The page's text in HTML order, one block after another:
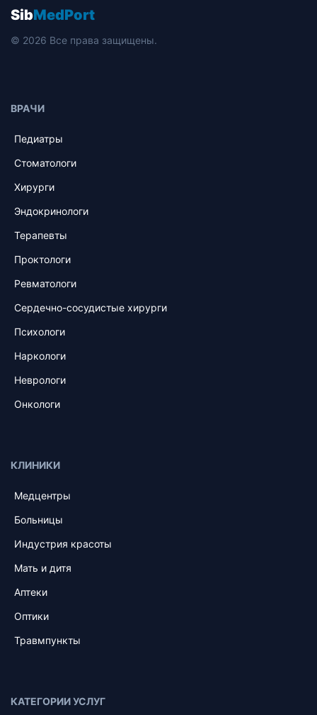
SibMedPort
© 2026 Все права защищены.
ВРАЧИ
Педиатры
Стоматологи
Хирурги
Эндокринологи
Терапевты
Проктологи
Ревматологи
Сердечно-сосудистые хирурги
Психологи
Наркологи
Неврологи
Онкологи
КЛИНИКИ
Медцентры
Больницы
Индустрия красоты
Мать и дитя
Аптеки
Оптики
Травмпункты
КАТЕГОРИИ УСЛУГ